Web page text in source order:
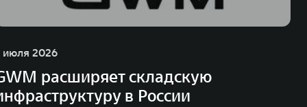
июля 2026
расширяет складскую
в России